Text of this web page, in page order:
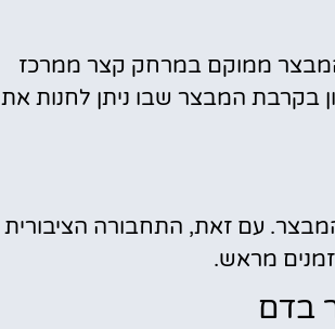
ממוקם במרחק קצר ממרכז
קצרה של כ-10 דקות. ישנו חניון בקרבת המבצר שבו ניתן לחנות את
המבצר. עם זאת, התחבורה הציבורית
מראש.
בדם